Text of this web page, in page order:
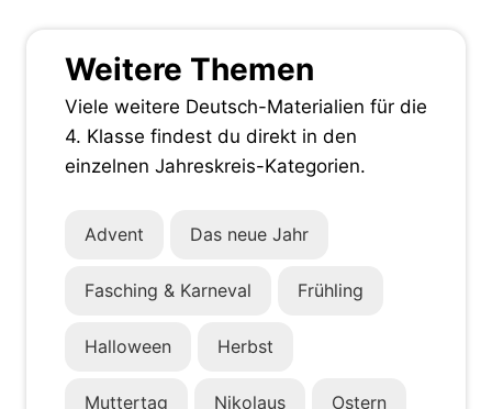
Weitere Themen
Viele weitere Deutsch-Materialien für die
4. Klasse findest du direkt in den
einzelnen Jahreskreis-Kategorien.
Advent Das neue Jahr
Fasching & Karneval Frühling
Halloween Herbst
Muttertag Nikolaus Ostern